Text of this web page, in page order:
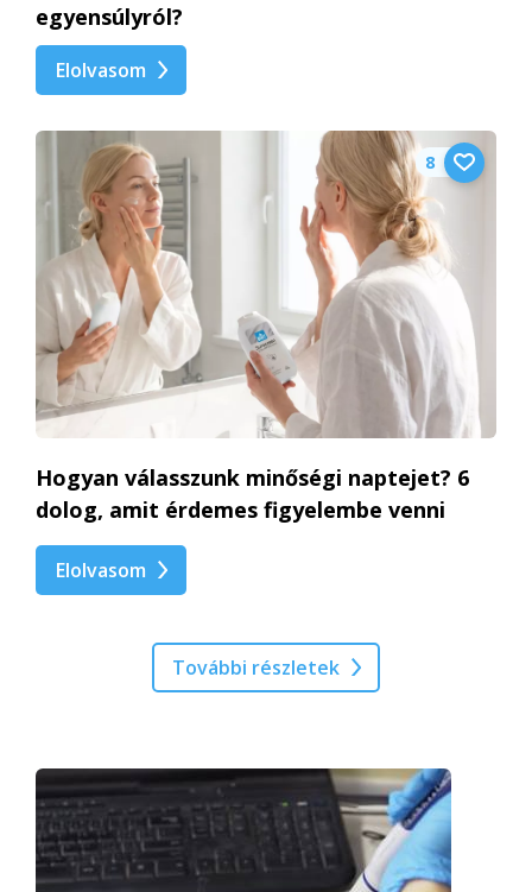
egyensúlyról?
Elolvasom
8
Hogyan válasszunk minőségi naptejet? 6
dolog, amit érdemes figyelembe venni
Elolvasom
További részletek